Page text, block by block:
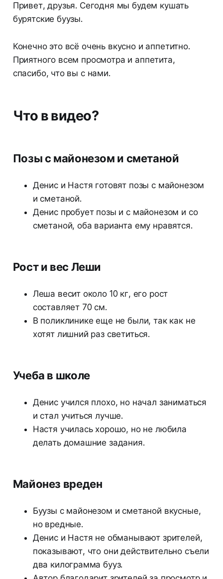
Привет, друзья. Сегодня мы будем кушать
бурятские буузы.
Конечно это всё очень вкусно и аппетитно.
Приятного всем просмотра и аппетита,
спасибо, что вы с нами.
Что в видео?
Позы с майонезом и сметаной
Денис и Настя готовят позы с майонезом
и сметаной.
Денис пробует позы и с майонезом и со
сметаной, оба варианта ему нравятся.
Рост и вес Леши
Леша весит около 10 кг, его рост
составляет 70 см.
В поликлинике еще не были, так как не
хотят лишний раз светиться.
Учеба в школе
Денис учился плохо, но начал заниматься
и стал учиться лучше.
Настя училась хорошо, но не любила
делать домашние задания.
Майонез вреден
Буузы с майонезом и сметаной вкусные,
но вредные.
Денис и Настя не обманывают зрителей,
показывают, что они действительно съели
два килограмма бууз.